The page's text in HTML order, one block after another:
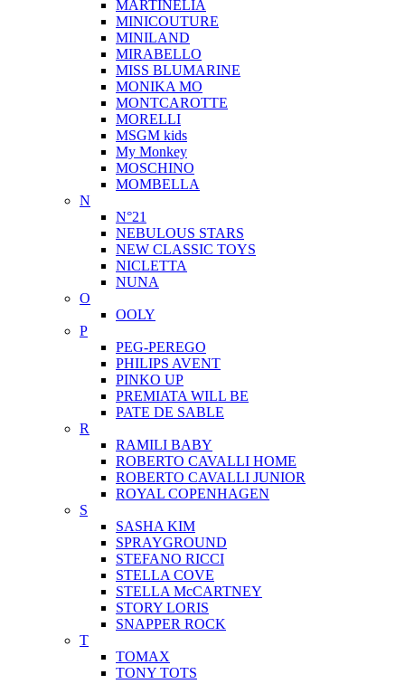
MARTINELIA
MINICOUTURE
MINILAND
MIRABELLO
MISS BLUMARINE
MONIKA MO
MONTCAROTTE
MORELLI
MSGM kids
My Monkey
MOSCHINO
MOMBELLA
N
N°21
NEBULOUS STARS
NEW CLASSIC TOYS
NICLETTA
NUNA
O
OOLY
P
PEG-PEREGO
PHILIPS AVENT
PINKO UP
PREMIATA WILL BE
PATE DE SABLE
R
RAMILI BABY
ROBERTO CAVALLI HOME
ROBERTO CAVALLI JUNIOR
ROYAL COPENHAGEN
S
SASHA KIM
SPRAYGROUND
STEFANO RICCI
STELLA COVE
STELLA McCARTNEY
STORY LORIS
SNAPPER ROCK
T
TOMAX
TONY TOTS